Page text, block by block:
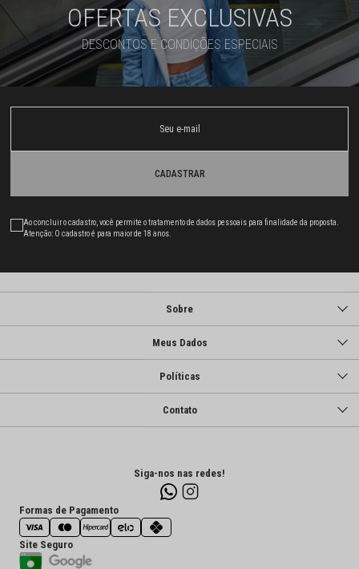
OFERTAS EXCLUSIVAS
DESCONTOS E CONDIÇÕES ESPECIAIS
CADASTRAR
Ao concluir o cadastro, você permite o tratamento de dados pessoais para finalidade da proposta.
Atenção: O cadastro é para maior de 18 anos.
Sobre
Meus Dados
Políticas
Contato
Siga-nos nas redes!
Formas de Pagamento
Site Seguro